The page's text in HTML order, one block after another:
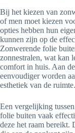
Bij het kiezen van
of men moet kiezen
opties hebben hun
kunnen zijn op de
Zonwerende folie
zonnestralen, wat kan
comfort in huis. Aan
eenvoudiger worden
esthetiek van de ruimte.
Een vergelijking
folie buiten vaak
deze het raam